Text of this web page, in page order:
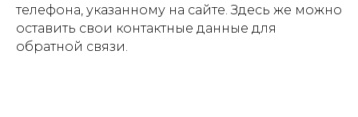
телефона, указанному на сайте. Здесь же можно
оставить свои контактные данные для
обратной связи.